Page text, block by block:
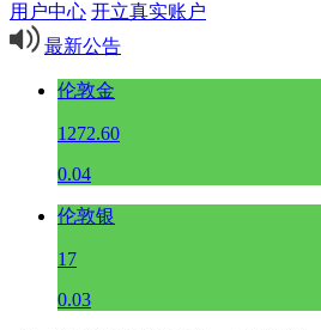
用户中心 开立真实账户
最新公告
伦敦金
1272.60
0.04
伦敦银
17
0.03